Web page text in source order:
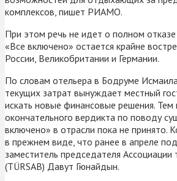
комплексов, пишет РИАМО.
При этом речь не идет о полном
«Все включено» остается крайне
России, Великобритании и Германии.
По словам отельера в Бодруме
текущих затрат вынуждает местный
искать новые финансовые решения. Тем
окончательного вердикта по поводу
включено» в отрасли пока не принято.
в прежнем виде, что ранее в апреле
заместитель председателя Ассоциации
(TÜRSAB) Давут Гюнайдын.